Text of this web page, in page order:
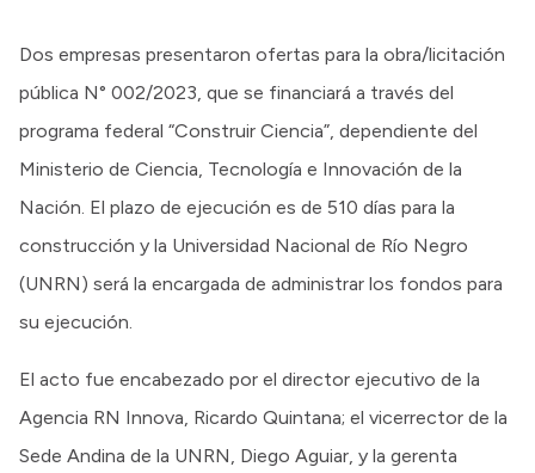
Dos empresas presentaron ofertas para la obra/licitación
pública N° 002/2023, que se financiará a través del
programa federal “Construir Ciencia”, dependiente del
Ministerio de Ciencia, Tecnología e Innovación de la
Nación. El plazo de ejecución es de 510 días para la
construcción y la Universidad Nacional de Río Negro
(UNRN) será la encargada de administrar los fondos para
su ejecución.
El acto fue encabezado por el director ejecutivo de la
Agencia RN Innova, Ricardo Quintana; el vicerrector de la
Sede Andina de la UNRN, Diego Aguiar, y la gerenta